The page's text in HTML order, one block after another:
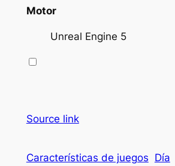
Motor
Unreal Engine 5
Source link
Características de juegos Día